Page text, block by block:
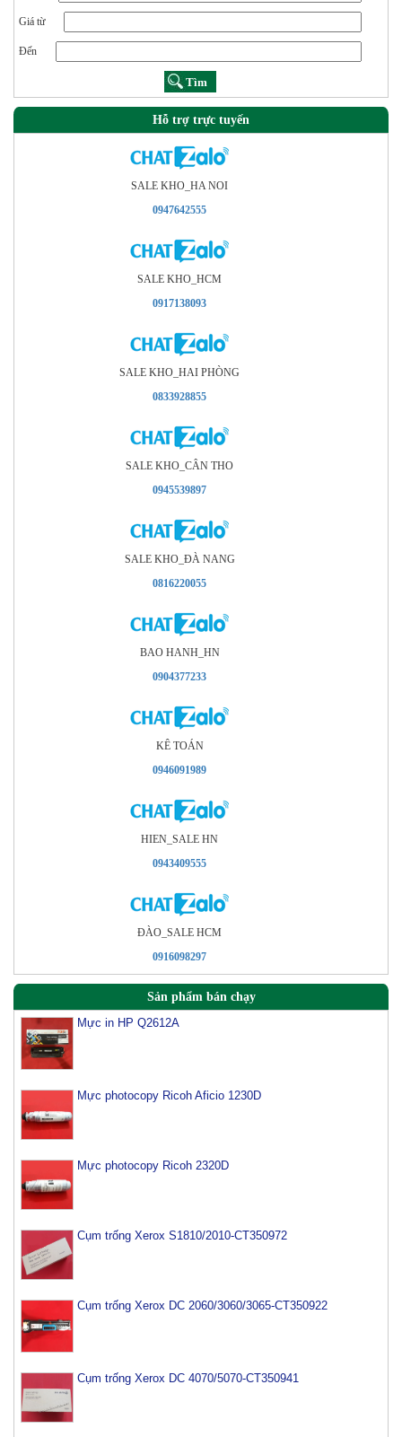
Giá từ
Đến
Hỗ trợ trực tuyến
SALE KHO_HA NOI
0947642555
SALE KHO_HCM
0917138093
SALE KHO_HAI PHÒNG
0833928855
SALE KHO_CÂN THO
0945539897
SALE KHO_ÐÀ NANG
0816220055
BAO HANH_HN
0904377233
KÊ TOÁN
0946091989
HIEN_SALE HN
0943409555
ÐÀO_SALE HCM
0916098297
Sản phẩm bán chạy
Mực in HP Q2612A
Mực photocopy Ricoh Aficio 1230D
Mực photocopy Ricoh 2320D
Cụm trống Xerox S1810/2010-CT350972
Cụm trống Xerox DC 2060/3060/3065-CT350922
Cụm trống Xerox DC 4070/5070-CT350941